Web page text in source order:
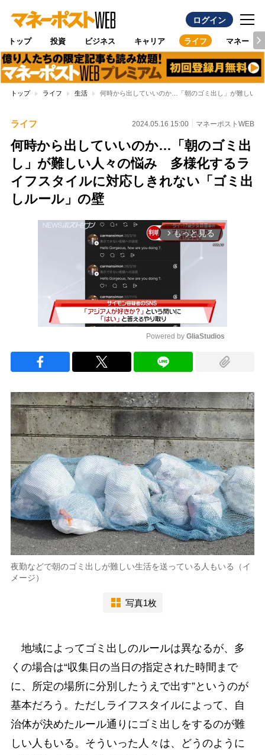
ログイン
トップ 投資 ビジネス キャリア ライフ マネー
トップ ライフ 生活 何時から出していいのか…「朝のゴミ出し」が難しい
ライフ 2024.05.16 15:00 マネーポストWEB
何時から出していいのか…「朝のゴミ出
し」が難しい人々の悩み 多様化するラ
イフスタイルに対応しきれない「ゴミ出
しルール」の壁
arrow_forward_ios もっと見る
Powered by GliaStudios
夜勤などで朝のゴミ出しが難しい生活を送っている人もいる（イ
メージ）
写真1枚
地域によってゴミ出しのルールは異なるが、多
くの場合は“収集日の当日の指定された時間まで
に、所定の場所に分別したうえで出す”というのが
基本だろう。ただしライフスタイルによって、自
治体が決めたルール通りにゴミ出しをするのが難
しい人もいる。そういった人々は、どうのように